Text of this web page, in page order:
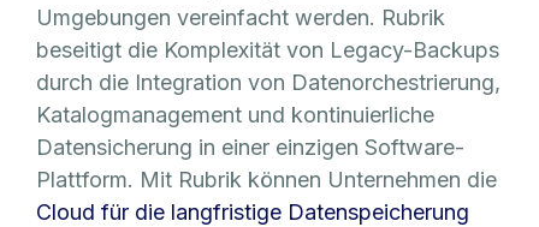
Umgebungen vereinfacht werden. Rubrik
beseitigt die Komplexität von Legacy-Backups
durch die Integration von Datenorchestrierung,
Katalogmanagement und kontinuierliche
Datensicherung in einer einzigen Software-
Plattform. Mit Rubrik können Unternehmen die
Cloud für die langfristige Datenspeicherung